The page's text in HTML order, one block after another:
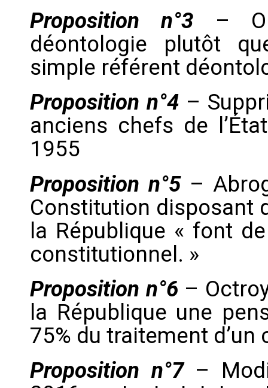
Proposition n°3 –
déontologie plutôt
simple référent
Proposition n°4 –
anciens chefs de
1955
Proposition n°5 –
Constitution disposant
la République « font
constitutionnel. »
Proposition n°6 –
la République une
75% du traitement d’un
Proposition n°7 –